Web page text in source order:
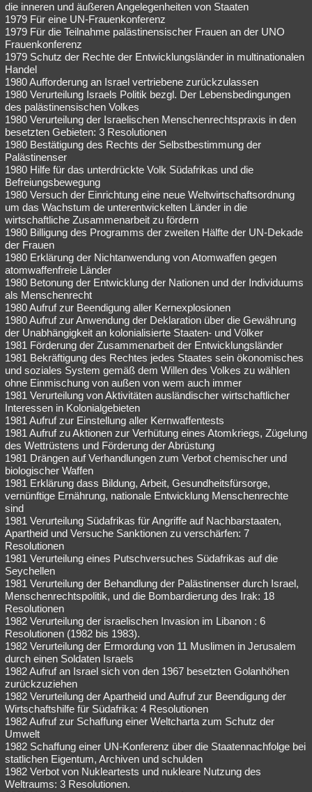
die inneren und äußeren Angelegenheiten von Staaten
1979 Für eine UN-Frauenkonferenz
1979 Für die Teilnahme palästinensischer Frauen an der UNO
Frauenkonferenz
1979 Schutz der Rechte der Entwicklungsländer in multinationalen
Handel
1980 Aufforderung an Israel vertriebene zurückzulassen
1980 Verurteilung Israels Politik bezgl. Der Lebensbedingungen
des palästinensischen Volkes
1980 Verurteilung der Israelischen Menschenrechtspraxis in den
besetzten Gebieten: 3 Resolutionen
1980 Bestätigung des Rechts der Selbstbestimmung der
Palästinenser
1980 Hilfe für das unterdrückte Volk Südafrikas und die
Befreiungsbewegung
1980 Versuch der Einrichtung eine neue Weltwirtschaftsordnung
um das Wachstum de unterentwickelten Länder in die
wirtschaftliche Zusammenarbeit zu fördern
1980 Billigung des Programms der zweiten Hälfte der UN-Dekade
der Frauen
1980 Erklärung der Nichtanwendung von Atomwaffen gegen
atomwaffenfreie Länder
1980 Betonung der Entwicklung der Nationen und der Individuums
als Menschenrecht
1980 Aufruf zur Beendigung aller Kernexplosionen
1980 Aufruf zur Anwendung der Deklaration über die Gewährung
der Unabhängigkeit an kolonialisierte Staaten- und Völker
1981 Förderung der Zusammenarbeit der Entwicklungsländer
1981 Bekräftigung des Rechtes jedes Staates sein ökonomisches
und soziales System gemäß dem Willen des Volkes zu wählen
ohne Einmischung von außen von wem auch immer
1981 Verurteilung von Aktivitäten ausländischer wirtschaftlicher
Interessen in Kolonialgebieten
1981 Aufruf zur Einstellung aller Kernwaffentests
1981 Aufruf zu Aktionen zur Verhütung eines Atomkriegs, Zügelung
des Wettrüstens und Förderung der Abrüstung
1981 Drängen auf Verhandlungen zum Verbot chemischer und
biologischer Waffen
1981 Erklärung dass Bildung, Arbeit, Gesundheitsfürsorge,
vernünftige Ernährung, nationale Entwicklung Menschenrechte
sind
1981 Verurteilung Südafrikas für Angriffe auf Nachbarstaaten,
Apartheid und Versuche Sanktionen zu verschärfen: 7
Resolutionen
1981 Verurteilung eines Putschversuches Südafrikas auf die
Seychellen
1981 Verurteilung der Behandlung der Palästinenser durch Israel,
Menschenrechtspolitik, und die Bombardierung des Irak: 18
Resolutionen
1982 Verurteilung der israelischen Invasion im Libanon : 6
Resolutionen (1982 bis 1983).
1982 Verurteilung der Ermordung von 11 Muslimen in Jerusalem
durch einen Soldaten Israels
1982 Aufruf an Israel sich von den 1967 besetzten Golanhöhen
zurückzuziehen
1982 Verurteilung der Apartheid und Aufruf zur Beendigung der
Wirtschaftshilfe für Südafrika: 4 Resolutionen
1982 Aufruf zur Schaffung einer Weltcharta zum Schutz der
Umwelt
1982 Schaffung einer UN-Konferenz über die Staatennachfolge bei
statlichen Eigentum, Archiven und schulden
1982 Verbot von Nukleartests und nukleare Nutzung des
Weltraums: 3 Resolutionen.